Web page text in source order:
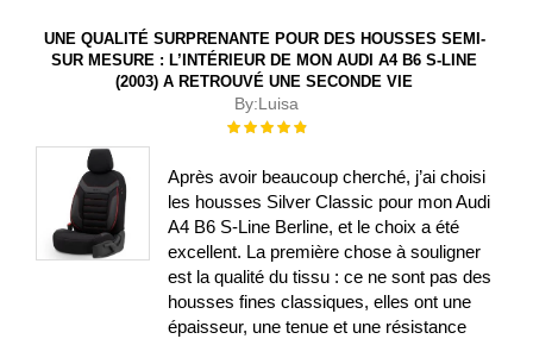
UNE QUALITÉ SURPRENANTE POUR DES HOUSSES SEMI-
SUR MESURE : L’INTÉRIEUR DE MON AUDI A4 B6 S-LINE
(2003) A RETROUVÉ UNE SECONDE VIE
By:Luisa
Évaluation :
Après avoir beaucoup cherché, j’ai choisi
les housses Silver Classic pour mon Audi
A4 B6 S-Line Berline, et le choix a été
excellent. La première chose à souligner
est la qualité du tissu : ce ne sont pas des
housses fines classiques, elles ont une
épaisseur, une tenue et une résistance